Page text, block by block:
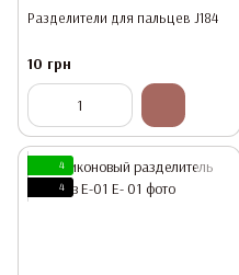
Разделители для пальцев J184
10 грн
4
4